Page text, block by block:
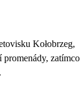
Kołobrzeg,
promenády, zatímco